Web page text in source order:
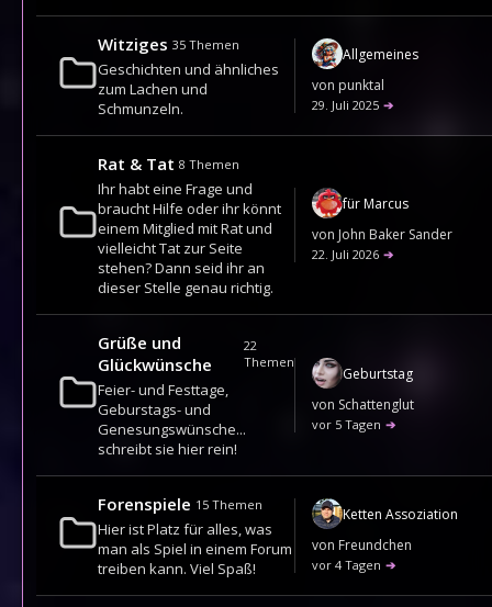
Witziges 35 Themen
Geschichten und ähnliches
zum Lachen und
Schmunzeln.
Allgemeines
von punktal
29. Juli 2025 ➔
Rat & Tat 8 Themen
Ihr habt eine Frage und
braucht Hilfe oder ihr könnt
einem Mitglied mit Rat und
vielleicht Tat zur Seite
stehen? Dann seid ihr an
dieser Stelle genau richtig.
für Marcus
von John Baker Sander
22. Juli 2026 ➔
Grüße und
Glückwünsche
22
Themen
Feier- und Festtage,
Geburstags- und
Genesungswünsche...
schreibt sie hier rein!
Geburtstag
von Schattenglut
vor 5 Tagen ➔
Forenspiele 15 Themen
Hier ist Platz für alles, was
man als Spiel in einem Forum
treiben kann. Viel Spaß!
Ketten Assoziation
von Freundchen
vor 4 Tagen ➔